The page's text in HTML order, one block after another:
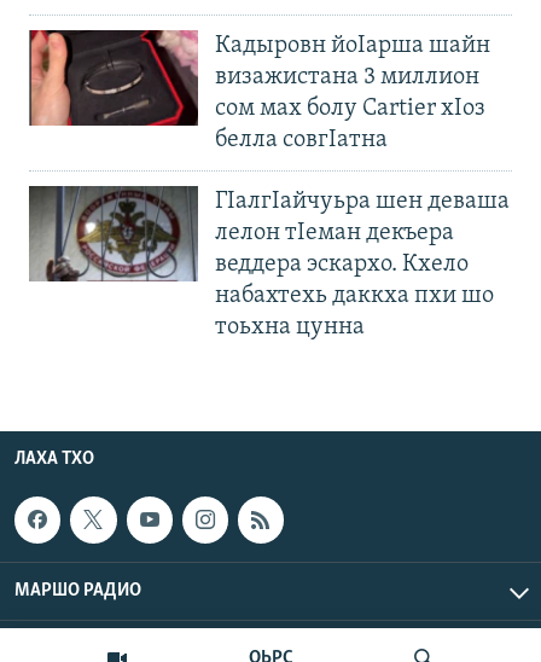
Кадыровн йоIарша шайн
визажистана 3 миллион
сом мах болу Cartier хIоз
белла совгIатна
ГIалгIайчуьра шен деваша
лелон тIеман декъера
веддера эскархо. Кхело
набахтехь даккха пхи шо
тоьхна цунна
ЛАХА ТХО
МАРШО РАДИО
Маршо Радио © 2026 RFE/RL, Inc. Ерриг бакъонаш ларъйеш ю